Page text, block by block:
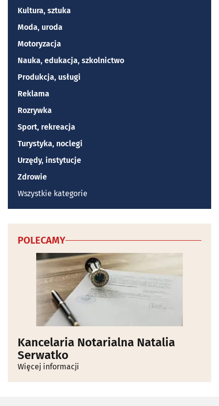
Kultura, sztuka
Moda, uroda
Motoryzacja
Nauka, edukacja, szkolnictwo
Produkcja, usługi
Reklama
Rozrywka
Sport, rekreacja
Turystyka, noclegi
Urzędy, instytucje
Zdrowie
Wszystkie kategorie
POLECAMY
Kancelaria Notarialna Natalia
Serwatko
Więcej informacji